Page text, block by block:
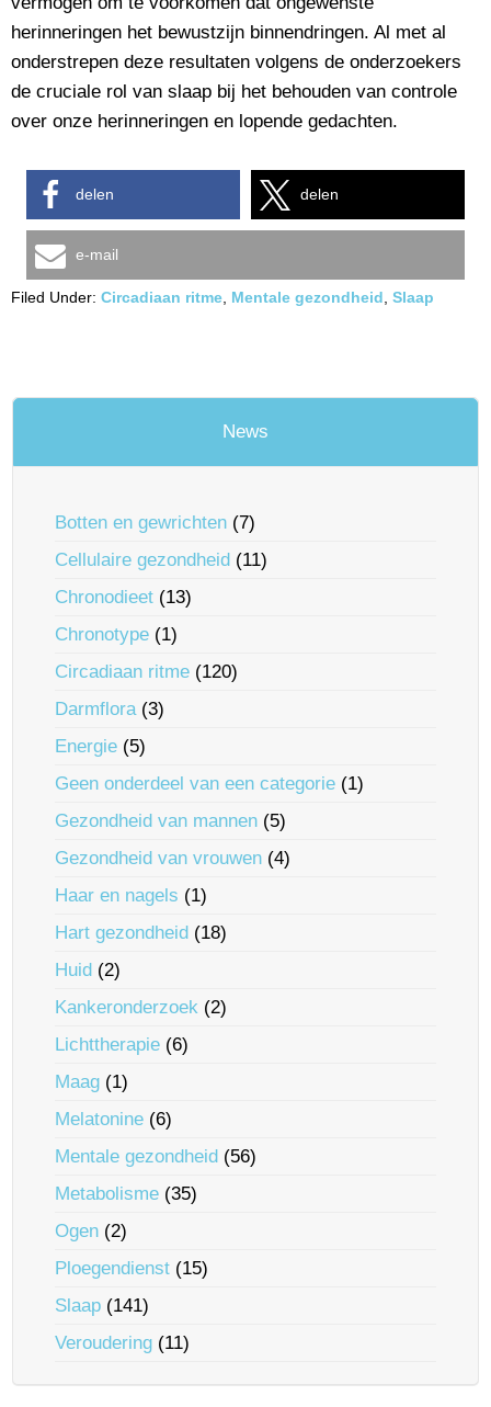
herinneringen het bewustzijn binnendringen. Al met al
onderstrepen deze resultaten volgens de onderzoekers
de cruciale rol van slaap bij het behouden van controle
over onze herinneringen en lopende gedachten.
delen delen
e-mail
Filed Under: Circadiaan ritme Mentale gezondheid Slaap
News
Botten en gewrichten (7)
Cellulaire gezondheid (11)
Chronodieet (13)
Chronotype (1)
Circadiaan ritme (120)
Darmflora(3)
Energie (5)
Geen onderdeel van een categorie (1)
Gezondheid van mannen (5)
Gezondheid van vrouwen (4)
Haar en nagels (1)
Hart gezondheid (18)
Huid (2)
Kankeronderzoek (2)
Lichttherapie (6)
Maag (1)
Melatonine (6)
Mentale gezondheid (56)
Metabolisme (35)
Ogen (2)
Ploegendienst (15)
Slaap (141)
Veroudering (11)